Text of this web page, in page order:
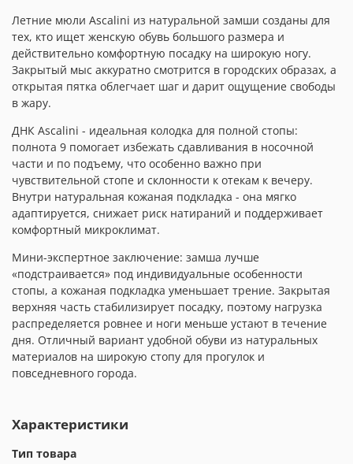
Летние мюли Ascalini из натуральной замши созданы для
тех, кто ищет женскую обувь большого размера и
действительно комфортную посадку на широкую ногу.
Закрытый мыс аккуратно смотрится в городских образах, а
открытая пятка облегчает шаг и дарит ощущение свободы
в жару.
ДНК Ascalini - идеальная колодка для полной стопы:
полнота 9 помогает избежать сдавливания в носочной
части и по подъему, что особенно важно при
чувствительной стопе и склонности к отекам к вечеру.
Внутри натуральная кожаная подкладка - она мягко
адаптируется, снижает риск натираний и поддерживает
комфортный микроклимат.
Мини-экспертное заключение: замша лучше
«подстраивается» под индивидуальные особенности
стопы, а кожаная подкладка уменьшает трение. Закрытая
верхняя часть стабилизирует посадку, поэтому нагрузка
распределяется ровнее и ноги меньше устают в течение
дня. Отличный вариант удобной обуви из натуральных
материалов на широкую стопу для прогулок и
повседневного города.
Характеристики
Тип товара